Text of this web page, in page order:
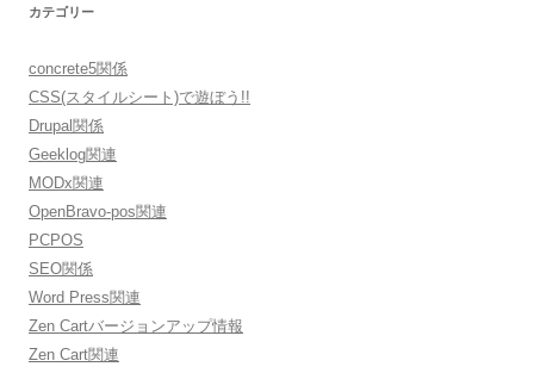
カテゴリー
concrete5関係
CSS(スタイルシート)で遊ぼう!!
Drupal関係
Geeklog関連
MODx関連
OpenBravo-pos関連
PCPOS
SEO関係
Word Press関連
Zen Cartバージョンアップ情報
Zen Cart関連